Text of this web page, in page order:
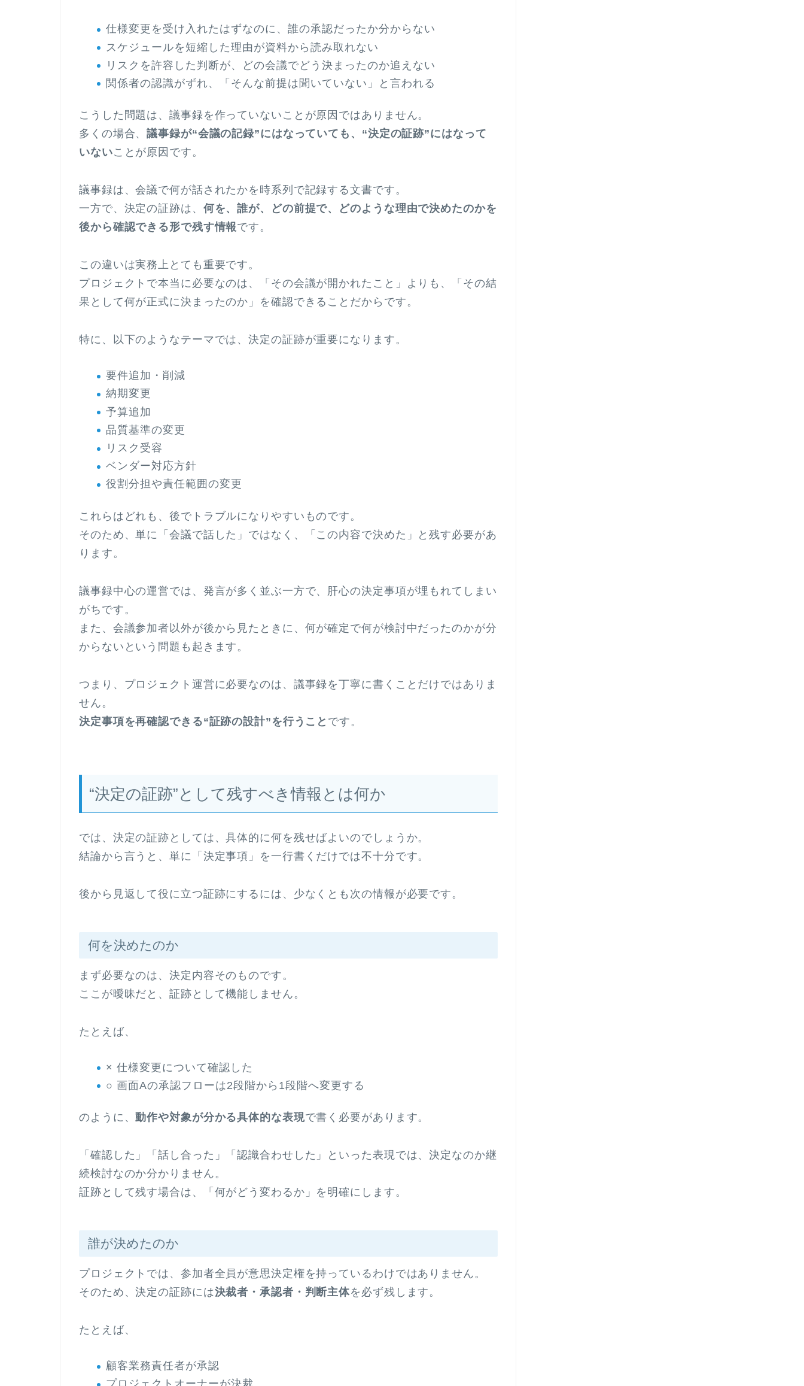
仕様変更を受け入れたはずなのに、誰の承認だったか分からない
スケジュールを短縮した理由が資料から読み取れない
リスクを許容した判断が、どの会議でどう決まったのか追えない
関係者の認識がずれ、「そんな前提は聞いていない」と言われる
こうした問題は、議事録を作っていないことが原因ではありません。
多くの場合、議事録が“会議の記録”にはなっていても、“決定の証跡”にはなって
いないことが原因です。
議事録は、会議で何が話されたかを時系列で記録する文書です。
一方で、決定の証跡は、 何を、誰が、どの前提で、どのような理由で決めたのかを
後から確認できる形で残す情報です。
この違いは実務上とても重要です。
プロジェクトで本当に必要なのは、「その会議が開かれたこと」よりも、「その結
果として何が正式に決まったのか」を確認できることだからです。
特に、以下のようなテーマでは、決定の証跡が重要になります。
要件追加・削減
納期変更
予算追加
品質基準の変更
リスク受容
ベンダー対応方針
役割分担や責任範囲の変更
これらはどれも、後でトラブルになりやすいものです。
そのため、単に「会議で話した」ではなく、「この内容で決めた」と残す必要があ
ります。
議事録中心の運営では、発言が多く並ぶ一方で、肝心の決定事項が埋もれてしまい
がちです。
また、会議参加者以外が後から見たときに、何が確定で何が検討中だったのかが分
からないという問題も起きます。
つまり、プロジェクト運営に必要なのは、議事録を丁寧に書くことだけではありま
せん。
決定事項を再確認できる“証跡の設計”を行うこと です。
“決定の証跡”として残すべき情報とは何か
では、決定の証跡としては、具体的に何を残せばよいのでしょうか。
結論から言うと、単に「決定事項」を一行書くだけでは不十分です。
後から見返して役に立つ証跡にするには、少なくとも次の情報が必要です。
何を決めたのか
まず必要なのは、決定内容そのものです。
ここが曖昧だと、証跡として機能しません。
たとえば、
× 仕様変更について確認した
○ 画面Aの承認フローは2段階から1段階へ変更する
のように、動作や対象が分かる具体的な表現で書く必要があります。
「確認した」「話し合った」「認識合わせした」といった表現では、決定なのか継
続検討なのか分かりません。
証跡として残す場合は、「何がどう変わるか」を明確にします。
誰が決めたのか
プロジェクトでは、参加者全員が意思決定権を持っているわけではありません。
そのため、決定の証跡には決裁者・承認者・判断主体を必ず残します。
たとえば、
顧客業務責任者が承認